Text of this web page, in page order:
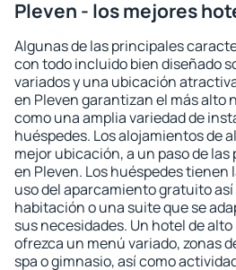
Pleven - los mejores
Algunas de las principales
con todo incluido bien diseñado
variados y una ubicación
en Pleven garantizan el más alto
como una amplia variedad de
huéspedes. Los alojamientos de
mejor ubicación, a un paso de
en Pleven. Los huéspedes tienen
uso del aparcamiento gratuito
habitación o una suite que se
sus necesidades. Un hotel de
ofrezca un menú variado, zonas
spa o gimnasio, así como